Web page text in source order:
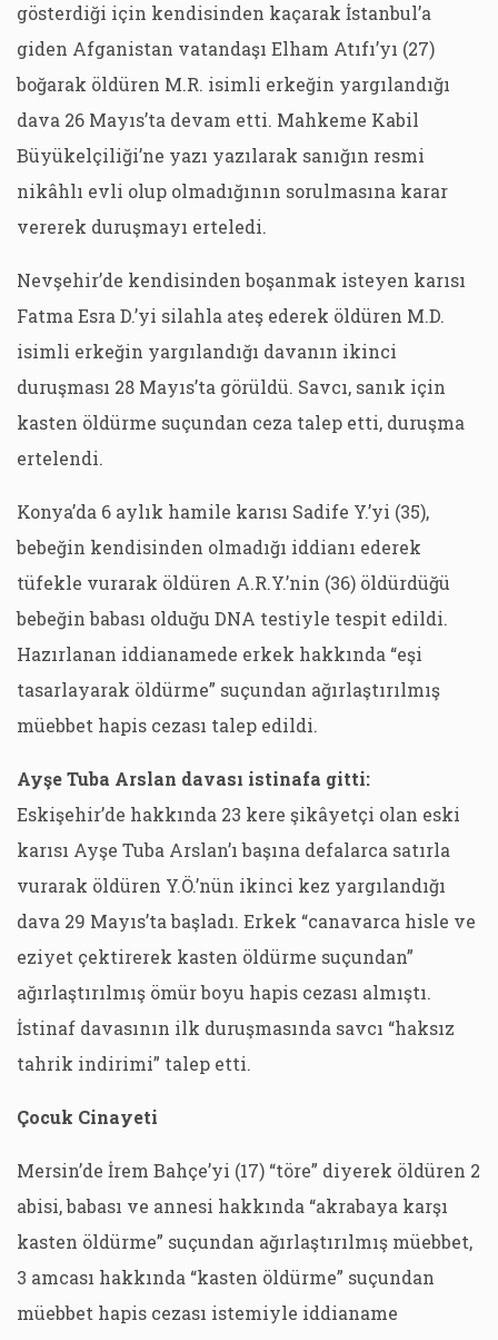
gösterdiği için kendisinden kaçarak İstanbul’a
giden Afganistan vatandaşı Elham Atıfı’yı (27)
boğarak öldüren M.R. isimli erkeğin yargılandığı
dava 26 Mayıs’ta devam etti. Mahkeme Kabil
Büyükelçiliği’ne yazı yazılarak sanığın resmi
nikâhlı evli olup olmadığının sorulmasına karar
vererek duruşmayı erteledi.
Nevşehir’de kendisinden boşanmak isteyen karısı
Fatma Esra D.’yi silahla ateş ederek öldüren M.D.
isimli erkeğin yargılandığı davanın ikinci
duruşması 28 Mayıs’ta görüldü. Savcı, sanık için
kasten öldürme suçundan ceza talep etti, duruşma
ertelendi.
Konya’da 6 aylık hamile karısı Sadife Y.’yi (35),
bebeğin kendisinden olmadığı iddianı ederek
tüfekle vurarak öldüren A.R.Y.’nin (36) öldürdüğü
bebeğin babası olduğu DNA testiyle tespit edildi.
Hazırlanan iddianamede erkek hakkında “eşi
tasarlayarak öldürme” suçundan ağırlaştırılmış
müebbet hapis cezası talep edildi.
Ayşe Tuba Arslan davası istinafa gitti:
Eskişehir’de hakkında 23 kere şikâyetçi olan eski
karısı Ayşe Tuba Arslan’ı başına defalarca satırla
vurarak öldüren Y.Ö.’nün ikinci kez yargılandığı
dava 29 Mayıs’ta başladı. Erkek “canavarca hisle ve
eziyet çektirerek kasten öldürme suçundan”
ağırlaştırılmış ömür boyu hapis cezası almıştı.
İstinaf davasının ilk duruşmasında savcı “haksız
tahrik indirimi” talep etti.
Çocuk Cinayeti
Mersin’de İrem Bahçe’yi (17) “töre” diyerek öldüren 2
abisi, babası ve annesi hakkında “akrabaya karşı
kasten öldürme” suçundan ağırlaştırılmış müebbet,
3 amcası hakkında “kasten öldürme” suçundan
müebbet hapis cezası istemiyle iddianame